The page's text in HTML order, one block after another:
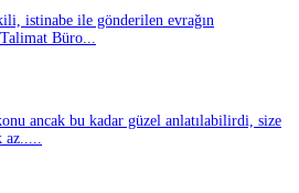
istinabe ile gönderilen evrağın
Büro...
ancak bu kadar güzel anlatılabilirdi, size